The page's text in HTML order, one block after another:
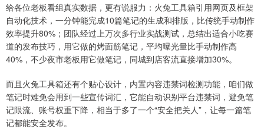
给各位老板看组真实数据，更有说服力：火兔工具箱引用网页及框架
自动化技术，一分钟能完成10篇笔记的生成和排版，比传统手动制作
效率提升80%；团队经过上万次多行业实战测试，总结出适合小吃赛
道的发布技巧，用它做的烤面筋笔记，平均曝光量比手动制作高
40%，不少夜市老板用它做笔记，同城到店客流直接增加30%。
而且火兔工具箱还有个贴心设计，内置内容违禁词检测功能，咱们做
笔记时难免会用到一些宣传词汇，它能自动识别平台违禁词，避免笔
记限流、账号权重下降，相当于多了一个“安全把关人”，让每一篇笔
记都能安全发布。